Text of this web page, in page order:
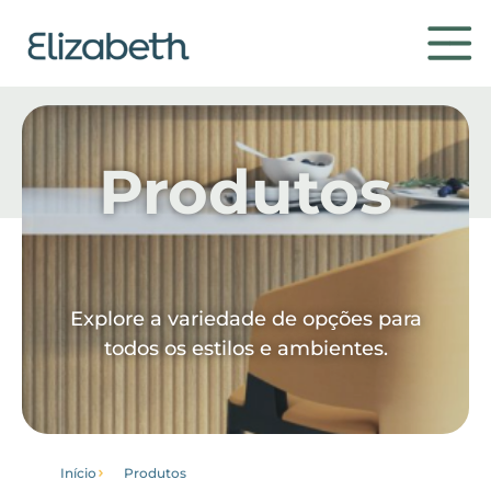
Produtos
Ambientes
Contato
Conheça
Produtos
Explore a variedade de opções para
todos os estilos e ambientes.
Início Produtos